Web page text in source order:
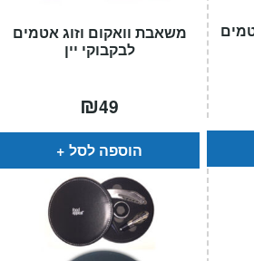
משאבת וואקום וזוג אטמים
לבקבוקי יין
₪49
הוספה לסל